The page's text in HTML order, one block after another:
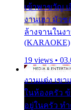
เข้าพาขวัญ
งานเฮา มัว
ล้างจานในง
(KARAOKE)
19 views •
งานแต่ง เข
ในห้องครัว ข้
อยู่ในครัว ทำ